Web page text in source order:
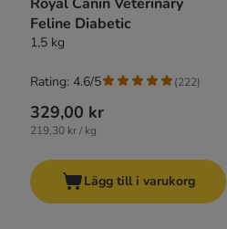
Feline Diabetic
1,5 kg
329,00 kr
219,30 kr / kg
Rating: 4.6/5 (222)
Lägg till i varukorg